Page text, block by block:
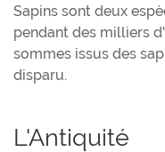
Sapins sont deux
pendant des milliers
sommes issus des
disparu.
L'Antiquité